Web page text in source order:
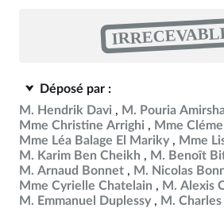
Déposé par :
M. Hendrik Davi
M. Pouria
Mme Christine Arrighi
Mme
Mme Léa Balage El Mariky
Mme
M. Karim Ben Cheikh
M. Benoît
M. Arnaud Bonnet
M. Nicolas
Mme Cyrielle Chatelain
M. Alexis
M. Emmanuel Duplessy
M.